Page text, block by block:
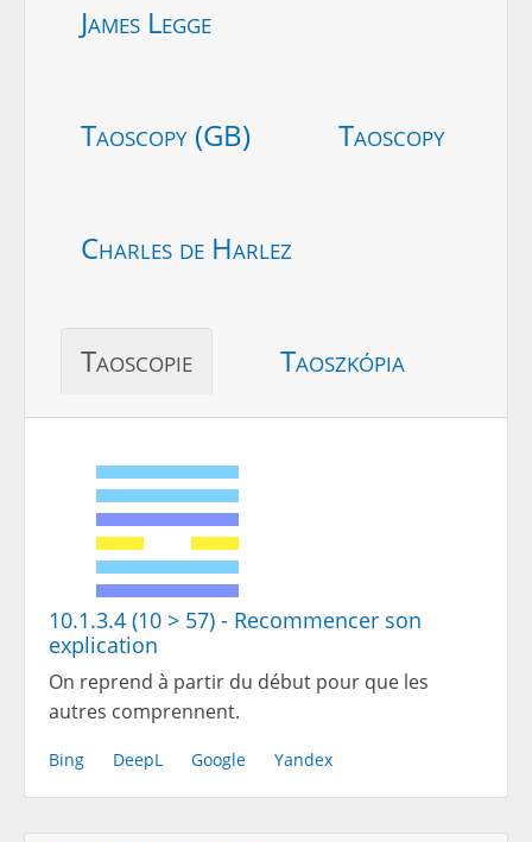
James Legge
Taoscopy (GB) Taoscopy
Charles de Harlez
Taoscopie Taoszkópia
10.1.3.4 (10 > 57) - Recommencer son
explication
On reprend à partir du début pour que les
autres comprennent.
Bing DeepL Google Yandex